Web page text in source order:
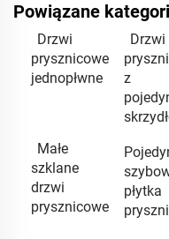
Powiązane
Drzwi
prysznicowe
jednopłwne
Drzwi
z
Małe
szklane
drzwi
prysznicowe
płytka